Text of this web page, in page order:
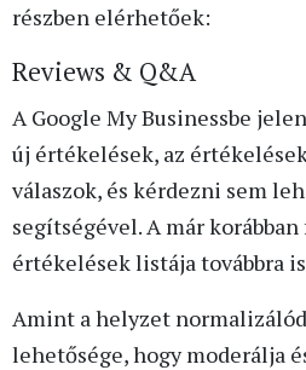
részben elérhetőek:
Reviews & Q&A
A Google My Businessbe
új értékelések, az
válaszok, és kérdezni sem
segítségével. A már
értékelések listája továbbra
Amint a helyzet
lehetősége, hogy moderálja